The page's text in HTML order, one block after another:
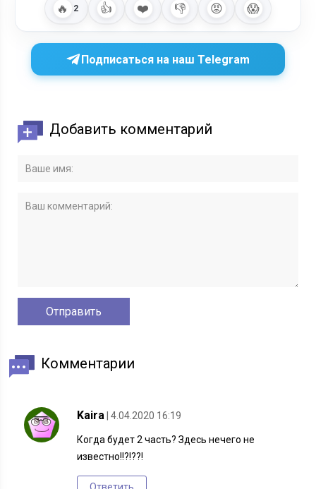
🔥 2 👍 ❤️ 👎 😡 😱
Подписаться на наш Telegram
Добавить комментарий
Комментарии
Kaira | 4.04.2020 16:19
Когда будет 2 часть? Здесь нечего не
известно!!?!??!